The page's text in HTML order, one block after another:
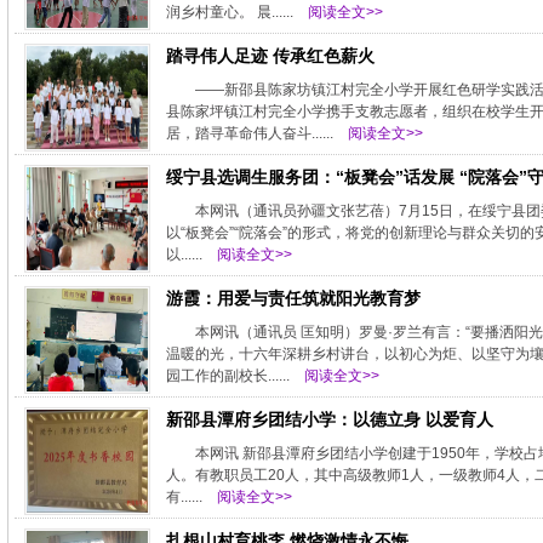
润乡村童心。 晨......
阅读全文>>
踏寻伟人足迹 传承红色薪火
——新邵县陈家坊镇江村完全小学开展红色研学实践
县陈家坪镇江村完全小学携手支教志愿者，组织在校学生
居，踏寻革命伟人奋斗......
阅读全文>>
绥宁县选调生服务团：“板凳会”话发展 “院落会”
本网讯（通讯员孙疆文张艺蓓）7月15日，在绥宁县
以“板凳会”“院落会”的形式，将党的创新理论与群众关切
以......
阅读全文>>
游霞：用爱与责任筑就阳光教育梦
本网讯（通讯员 匡知明）罗曼·罗兰有言：“要播洒阳
温暖的光，十六年深耕乡村讲台，以初心为炬、以坚守为
园工作的副校长......
阅读全文>>
新邵县潭府乡团结小学：以德立身 以爱育人
本网讯 新邵县潭府乡团结小学创建于1950年，学校
人。有教职员工20人，其中高级教师1人，一级教师4人
有......
阅读全文>>